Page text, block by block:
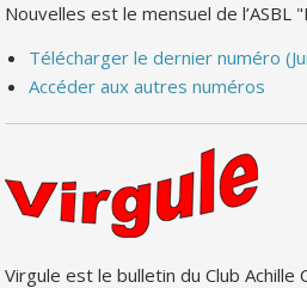
Nouvelles est le mensuel de l’ASBL
Télécharger le dernier numéro
Accéder aux autres numéros
Virgule est le bulletin du Club Achille